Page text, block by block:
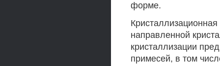
форме.
направленной
кристаллизации
примесей, в том